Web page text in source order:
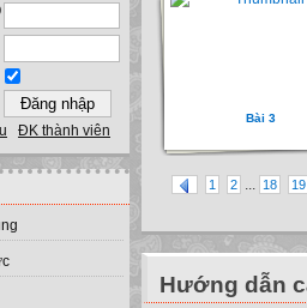
ĐK thành viên
Bài 3
1 2 ... 18 19
Hướng dẫn